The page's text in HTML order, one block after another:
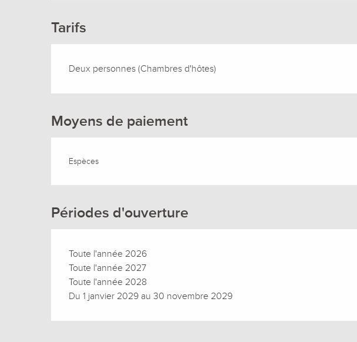
Tarifs
Deux personnes (Chambres d'hôtes)
Moyens de paiement
Espèces
Périodes d'ouverture
Toute l'année 2026
Toute l'année 2027
Toute l'année 2028
Du 1 janvier 2029 au 30 novembre 2029